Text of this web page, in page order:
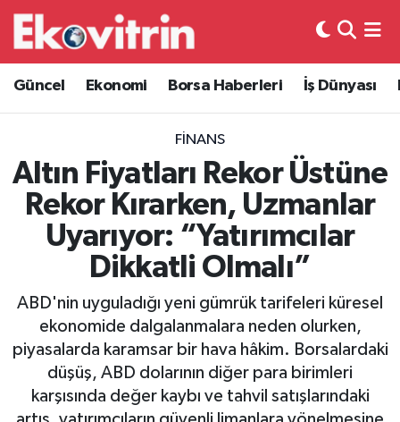
Güncel Ekonomi Borsa Haberleri İş Dünyası
FINANS
Altın Fiyatları Rekor Üstüne
Rekor Kırarken, Uzmanlar
Uyarıyor: “Yatırımcılar
Dikkatli Olmalı”
ABD'nin uyguladığı yeni gümrük tarifeleri küresel
ekonomide dalgalanmalara neden olurken,
piyasalarda karamsar bir hava hâkim. Borsalardaki
düşüş, ABD dolarının diğer para birimleri
karşısında değer kaybı ve tahvil satışlarındaki
Güncel
Ekonomi
Borsa Haberleri
İş Dünyası
Lojistik
Otovitrin
Asayiş
Magazin
Hava Durumu
Trafik Durumu
Süper Lig Puan Durumu ve Fikstür
Tüm Manşetler
Son Dakika Haberleri
Haber Arşivi